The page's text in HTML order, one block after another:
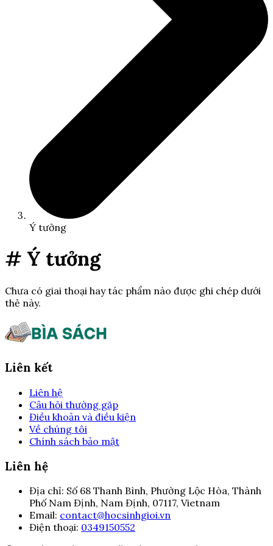
Ý tưởng
# Ý tưởng
Chưa có giai thoại hay tác phẩm nào được ghi chép dưới
thẻ này.
Liên kết
Liên hệ
Câu hỏi thường gặp
Điều khoản và điều kiện
Về chúng tôi
Chính sách bảo mật
Liên hệ
Địa chỉ: Số 68 Thanh Bình, Phường Lộc Hòa, Thành
Phố Nam Định, Nam Định, 07117, Vietnam
Email: contact@hocsinhgioi.vn
Điện thoại: 0349150552